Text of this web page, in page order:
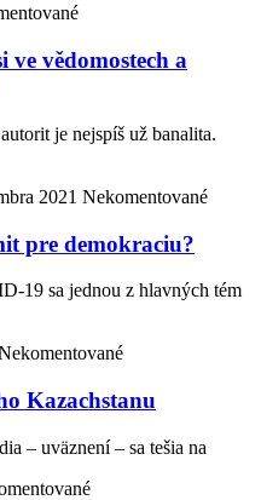
ve vědomostech a
je nejspíš už banalita.
2021 Nekomentované
pre demokraciu?
19 sa jednou z hlavných tém
Kazachstanu
– uväznení – sa tešia na